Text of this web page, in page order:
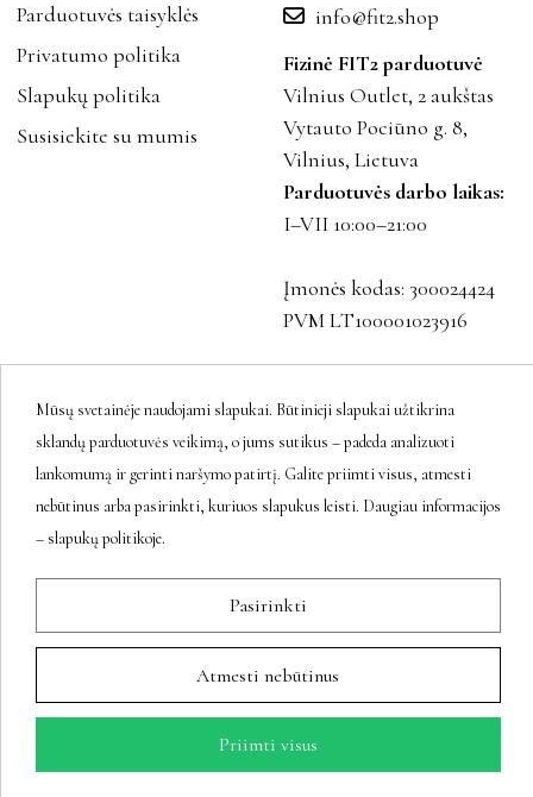
Parduotuvės taisyklės
Privatumo politika
Slapukų politika
Susisiekite su mumis
info@fit2.shop
Fizinė FIT2 parduotuvė
Vilnius Outlet, 2 aukštas
Vytauto Pociūno g. 8,
Vilnius, Lietuva
Parduotuvės darbo laikas:
I–VII 10:00–21:00
Įmonės kodas: 300024424
PVM LT100001023916
Sekite mus
Naujienlaiškis
Prenumeratos galėsite atsisakyti bet
Mūsų svetainėje naudojami slapukai. Būtinieji slapukai užtikrina
sklandų parduotuvės veikimą, o jums sutikus – padeda analizuoti
lankomumą ir gerinti naršymo patirtį. Galite priimti visus, atmesti
nebūtinus arba pasirinkti, kuriuos slapukus leisti. Daugiau informacijos
– slapukų politikoje.
Pasirinkti
Atmesti nebūtinus
Priimti visus